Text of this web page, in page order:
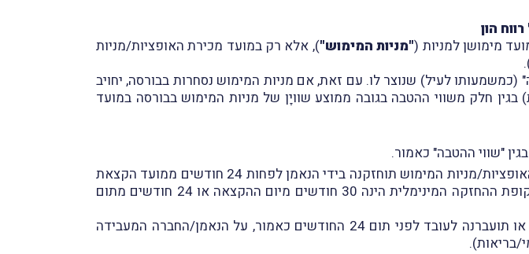
הון
מימושן למניות ("מניות המימוש"), אלא רק במועד מכירת האופציות/מניות
(כמשמעותו לעיל) שנוצר לו. עם זאת, אם מניות המימוש נסחרות בבורסה, יחויב
חלק משווי ההטבה בגובה ממוצע שוויָן של מניות המימוש בבורסה במועד
"שווי ההטבה" כאמור.
יודגש, כי תנאי לכך שהעובד יחויב במס רק במועד המימוש (ולא לפני כן) הוא, שהאופציות/מניות המימוש תוחזקנה בידי הנאמן לפחות 24 חודשים ממועד הקצאת
האופציות והפקדתן בידי הנאמן (לגבי הקצאות בתקופה 31.12.2005-1.1.03 תקופת ההחזקה המינימלית הינה 30 חודשים מיום ההקצאה או 24 חודשים מתום
היה והאופציות/מניות המימוש תימכרנה (למעט מכירה שלא מרצון) לצד שלישי או תועברנה לעובד לפני תום 24 החודשים כאמור, על הנאמן/החברה המעבידה
בריאות).